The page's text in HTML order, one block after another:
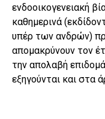
ενδοοικογενειακή
καθημερινά
υπέρ των ανδρών)
απομακρύνουν τον
την απολαβή
εξηγούνται και